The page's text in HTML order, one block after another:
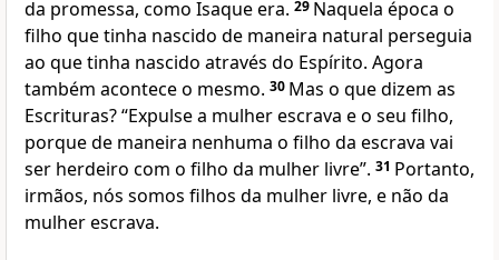
da promessa, como Isaque era. 29 Naquela época o
filho que tinha nascido de maneira natural perseguia
ao que tinha nascido através do Espírito. Agora
também acontece o mesmo. 30 Mas o que dizem as
Escrituras? “Expulse a mulher escrava e o seu filho,
porque de maneira nenhuma o filho da escrava vai
ser herdeiro com o filho da mulher livre”. 31 Portanto,
irmãos, nós somos filhos da mulher livre, e não da
mulher escrava.